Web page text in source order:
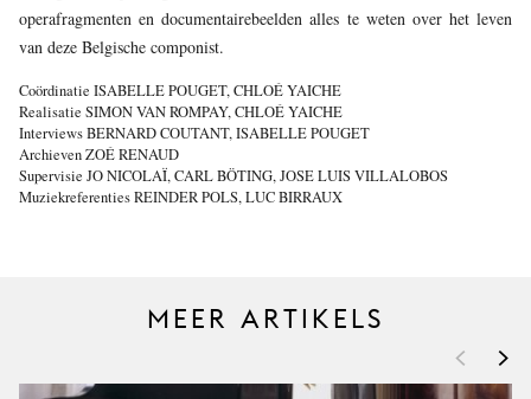
operafragmenten en documentairebeelden alles te weten over het leven
van deze Belgische componist.
Coördinatie ISABELLE POUGET, CHLOÉ YAICHE
Realisatie SIMON VAN ROMPAY, CHLOÉ YAICHE
Interviews BERNARD COUTANT, ISABELLE POUGET
Archieven ZOÉ RENAUD
Supervisie JO NICOLAÏ, CARL BÖTING, JOSE LUIS VILLALOBOS
Muziekreferenties REINDER POLS, LUC BIRRAUX
MEER ARTIKELS
< >